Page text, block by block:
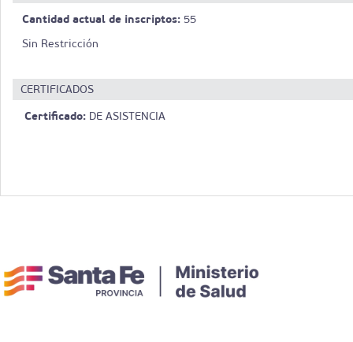
Cantidad actual de inscriptos: 55
Sin Restricción
CERTIFICADOS
Certificado: DE ASISTENCIA